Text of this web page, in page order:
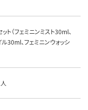
ト（フェミニンミスト30ml、
30ml、フェミニンウォッシ